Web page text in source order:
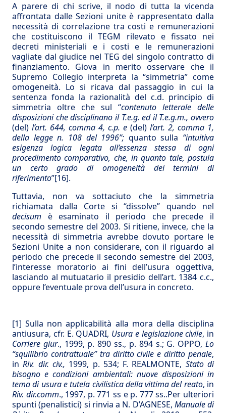
A parere di chi scrive, il nodo di tutta la vicenda
affrontata dalle Sezioni unite è rappresentato dalla
necessità di correlazione tra costi e remunerazioni
che costituiscono il TEGM rilevato e fissato nei
decreti ministeriali e i costi e le remunerazioni
vagliate dal giudice nel TEG del singolo contratto di
finanziamento. Giova in merito osservare che il
Supremo Collegio interpreta la “simmetria” come
omogeneità. Lo si ricava dal passaggio in cui la
sentenza fonda la razionalità del c.d. principio di
simmetria oltre che sul “contenuto letterale delle
disposizioni che disciplinano il T.e.g. ed il T.e.g.m., ovvero
(del) l’art. 644, comma 4, c.p. e (del) l’art. 2, comma 1,
della legge n. 108 del 1996”; quanto sulla “intuitiva
esigenza logica legata all’essenza stessa di ogni
procedimento comparativo, che, in quanto tale, postula
un certo grado di omogeneità dei termini di
riferimento”[16].
Tuttavia, non va sottaciuto che la simmetria
richiamata dalla Corte si “dissolve” quando nel
decisum è esaminato il periodo che precede il
secondo semestre del 2003. Si ritiene, invece, che la
necessità di simmetria avrebbe dovuto portare le
Sezioni Unite a non considerare, con il riguardo al
periodo che precede il secondo semestre del 2003,
l’interesse moratorio ai fini dell’usura oggettiva,
lasciando al mutuatario il presidio dell’art. 1384 c.c.,
oppure l’eventuale prova dell’usura in concreto.
[1] Sulla non applicabilità alla mora della disciplina
antiusura, cfr. E. QUADRI, Usura e legislazione civile, in
Corriere giur., 1999, p. 890 ss., p. 894 s.; G. OPPO,Lo
“squilibrio contrattuale” tra diritto civile e diritto penale,
inRiv. dir. civ., 1999, p. 534; F. REALMONTE, Stato di
bisogno e condizioni ambientali: nuove disposizioni in
tema di usura e tutela civilistica della vittima del reato, in
Riv. dir.comm., 1997, p. 771 ss e p. 777 ss..Per ulteriori
spunti (penalistici) si rinvia a N. D’AGNESE, Manuale di